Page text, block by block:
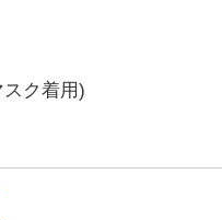
ク着用)